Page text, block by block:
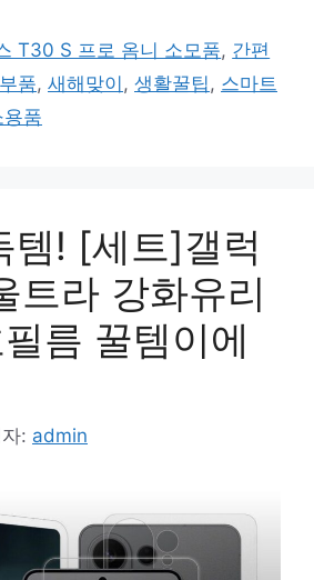
T30 S 프로 옴니 소모품, 간편
품, 새해맞이 , 생활꿀팁, 스마트
용품
템! [세트]갤럭
트라 강화유리
름 꿀템이에
: admin